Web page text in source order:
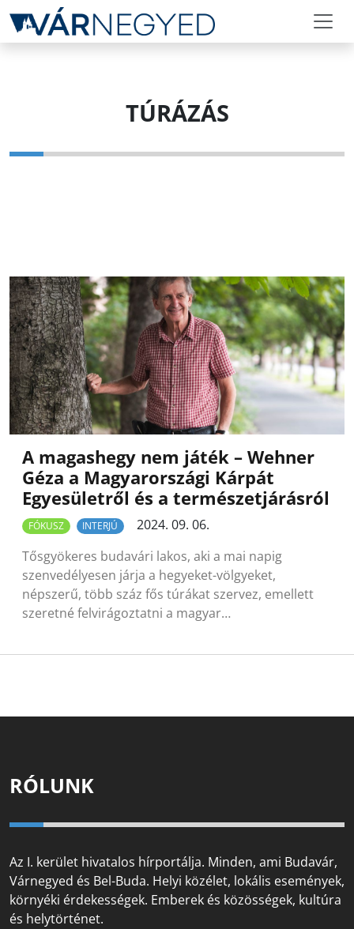
TÚRÁZÁS
A magashegy nem játék – Wehner
Géza a Magyarországi Kárpát
Egyesületről és a természetjárásról
FÓKUSZ INTERJÚ
2024. 09. 06.
Tősgyökeres budavári lakos, aki a mai napig
szenvedélyesen járja a hegyeket-völgyeket,
népszerű, több száz fős túrákat szervez, emellett
szeretné felvirágoztatni a magyar…
RÓLUNK
Az I. kerület hivatalos hírportálja. Minden, ami Budavár,
Várnegyed és Bel-Buda. Helyi közélet, lokális események,
környéki érdekességek. Emberek és közösségek, kultúra
és helytörténet.